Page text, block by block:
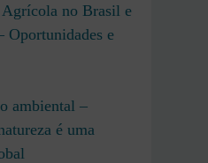
no Brasil e
Oportunidades e
ambiental –
é uma